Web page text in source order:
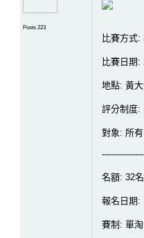
Posts 223
比賽方式:
比賽日期:
地點: 黃
評分制度:
對象: 所
名額: 32名
報名日期:
賽制: 單